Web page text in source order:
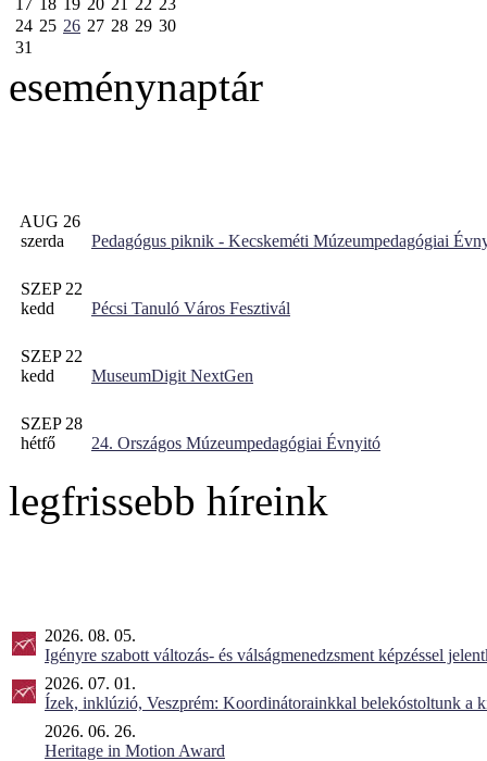
24 25 26 27 28 29 30
31
eseménynaptár
AUG 26
szerda
Pedagógus piknik - Kecskeméti Múzeumpedagógiai
SZEP 22
kedd
Pécsi Tanuló Város Fesztivál
SZEP 22
kedd
MuseumDigit NextGen
SZEP 28
hétfő
24. Országos Múzeumpedagógiai Évnyitó
legfrissebb híreink
2026. 08. 05.
Igényre szabott változás- és válságmenedzsment képzéssel
2026. 07. 01.
Ízek, inklúzió, Veszprém: Koordinátorainkkal belekóstoltunk a
2026. 06. 26.
Heritage in Motion Award